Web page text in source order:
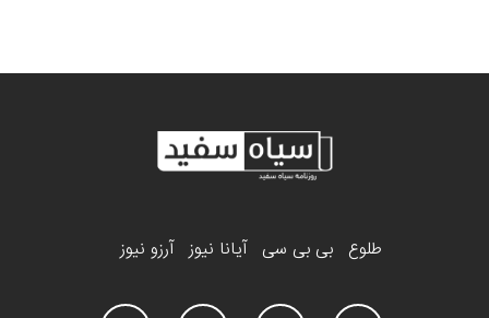
طلوع بی بی سی آیانا نیوز آرزو نیوز